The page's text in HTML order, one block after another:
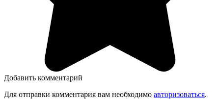
Добавить комментарий
Для отправки комментария вам необходимо авторизоваться.